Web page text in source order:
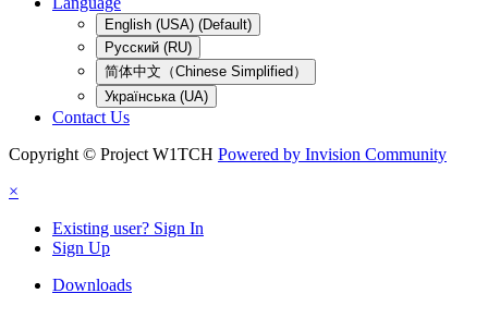
English (USA) (Default)
Русский (RU)
简体中文（Chinese Simplified）
Українська (UA)
Contact Us
Copyright © Project W1TCH Powered by Invision Community
×
Existing user? Sign In
Sign Up
Downloads